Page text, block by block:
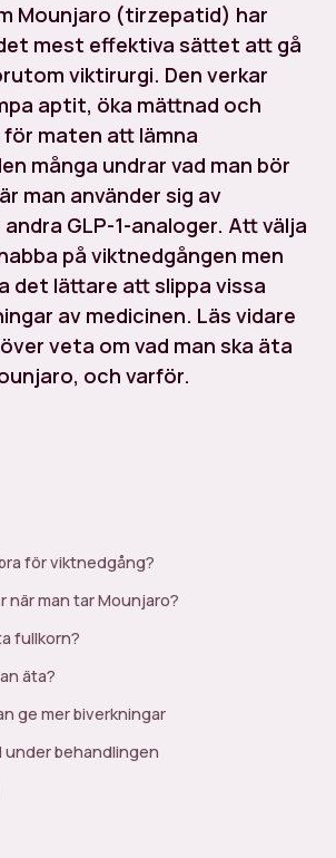
Mounjaro (tirzepatid) har
mest effektiva sättet att gå
viktirurgi. Den verkar
aptit, öka mättnad och
maten att lämna
många undrar vad man bör
man använder sig av
GLP-1-analoger. Att välja
på viktnedgången men
det lättare att slippa vissa
av medicinen. Läs vidare
veta om vad man ska äta
och varför.
för viktnedgång?
när man tar Mounjaro?
fullkorn?
äta?
ge mer biverkningar
under behandlingen